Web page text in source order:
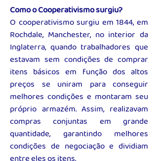
Como o Cooperativismo surgiu?
O cooperativismo surgiu em 1844, em
Rochdale, Manchester, no interior da
Inglaterra, quando trabalhadores que
estavam sem condições de comprar
itens básicos em função dos altos
preços se uniram para conseguir
melhores condições e montaram seu
próprio armazém. Assim, realizavam
compras conjuntas em grande
quantidade, garantindo melhores
condições de negociação e dividiam